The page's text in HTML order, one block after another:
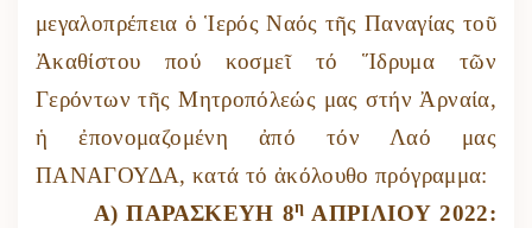
μεγαλοπρέπεια ὁ Ἱερός Ναός τῆς Παναγίας τοῦ
Ἀκαθίστου πού κοσμεῖ τό Ἵδρυμα τῶν
Γερόντων τῆς Μητροπόλεώς μας στήν Ἀρναία,
ἡ ἐπονομαζομένη ἀπό τόν Λαό μας
ΠΑΝΑΓΟΥΔΑ, κατά τό ἀκόλουθο πρόγραμμα:
Α) ΠΑΡΑΣΚΕΥΗ 8η ΑΠΡΙΛΙΟΥ 2022: